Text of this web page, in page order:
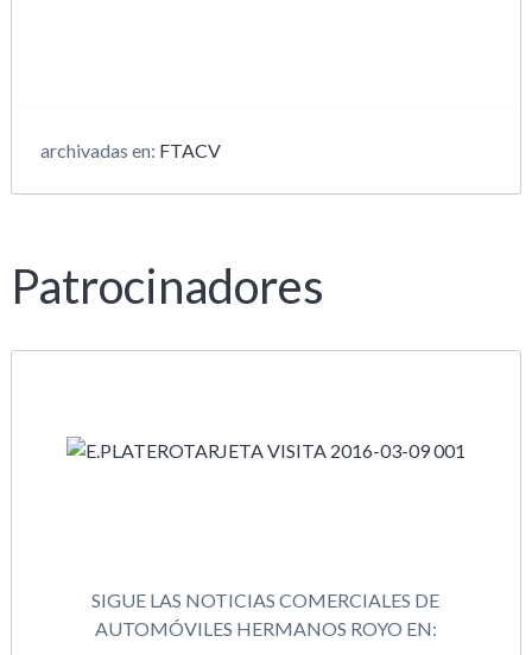
archivadas en: FTACV
Patrocinadores
SIGUE LAS NOTICIAS COMERCIALES DE
AUTOMÓVILES HERMANOS ROYO EN: